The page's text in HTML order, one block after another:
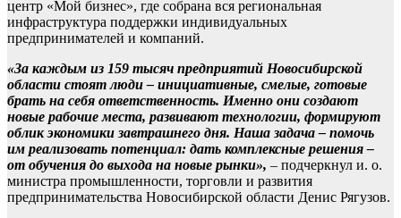
центр «Мой бизнес», где собрана вся региональная
инфраструктура поддержки индивидуальных
предпринимателей и компаний.
«За каждым из 159 тысяч предприятий Новосибирской
области стоят люди – инициативные, смелые, готовые
брать на себя ответственность. Именно они создают
новые рабочие места, развивают технологии, формируют
облик экономики завтрашнего дня. Наша задача – помочь
им реализовать потенциал: дать комплексные решения –
от обучения до выхода на новые рынки», – подчеркнул и. о.
министра промышленности, торговли и развития
предпринимательства Новосибирской области Денис Рягузов.